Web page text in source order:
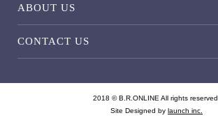
ABOUT US
CONTACT US
2018 © B.R.ONLINE All rights reserved.
Site Designed by launch inc.